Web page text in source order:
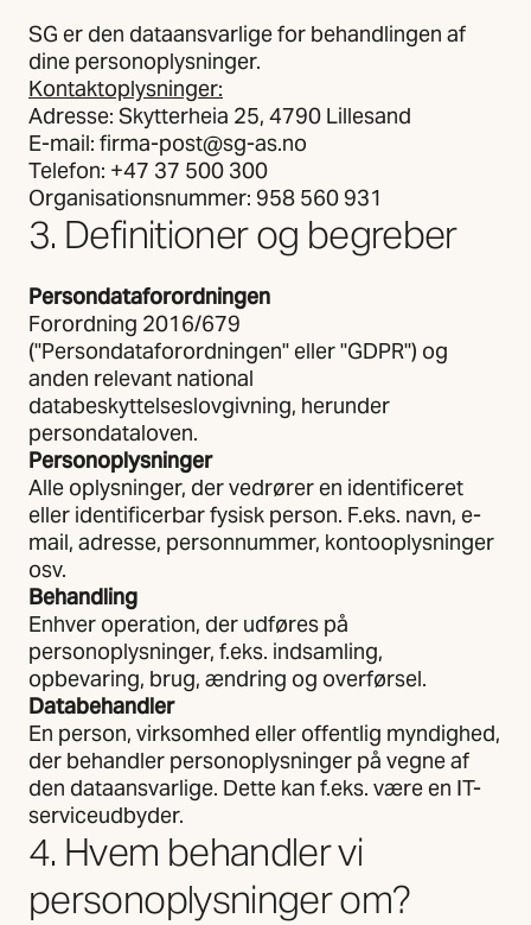
SG er den dataansvarlige for behandlingen af
dine personoplysninger.
Kontaktoplysninger:
Adresse: Skytterheia 25, 4790 Lillesand
E-mail: firma-post@sg-as.no
Telefon: +47 37 500 300
Organisationsnummer: 958 560 931
3. Definitioner og begreber
Persondataforordningen
Forordning 2016/679
("Persondataforordningen" eller "GDPR") og
anden relevant national
databeskyttelseslovgivning, herunder
persondataloven.
Personoplysninger
Alle oplysninger, der vedrører en identificeret
eller identificerbar fysisk person. F.eks. navn, e-
mail, adresse, personnummer, kontooplysninger
osv.
Behandling
Enhver operation, der udføres på
personoplysninger, f.eks. indsamling,
opbevaring, brug, ændring og overførsel.
Databehandler
En person, virksomhed eller offentlig myndighed,
der behandler personoplysninger på vegne af
den dataansvarlige. Dette kan f.eks. være en IT-
serviceudbyder.
4. Hvem behandler vi
personoplysninger om?